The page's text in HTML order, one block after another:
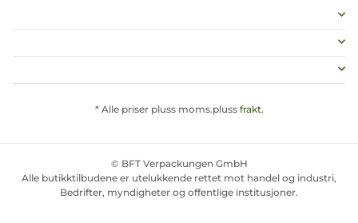
* Alle priser pluss moms.pluss frakt.
© BFT Verpackungen GmbH
Alle butikktilbudene er utelukkende rettet mot handel og industri,
Bedrifter, myndigheter og offentlige institusjoner.